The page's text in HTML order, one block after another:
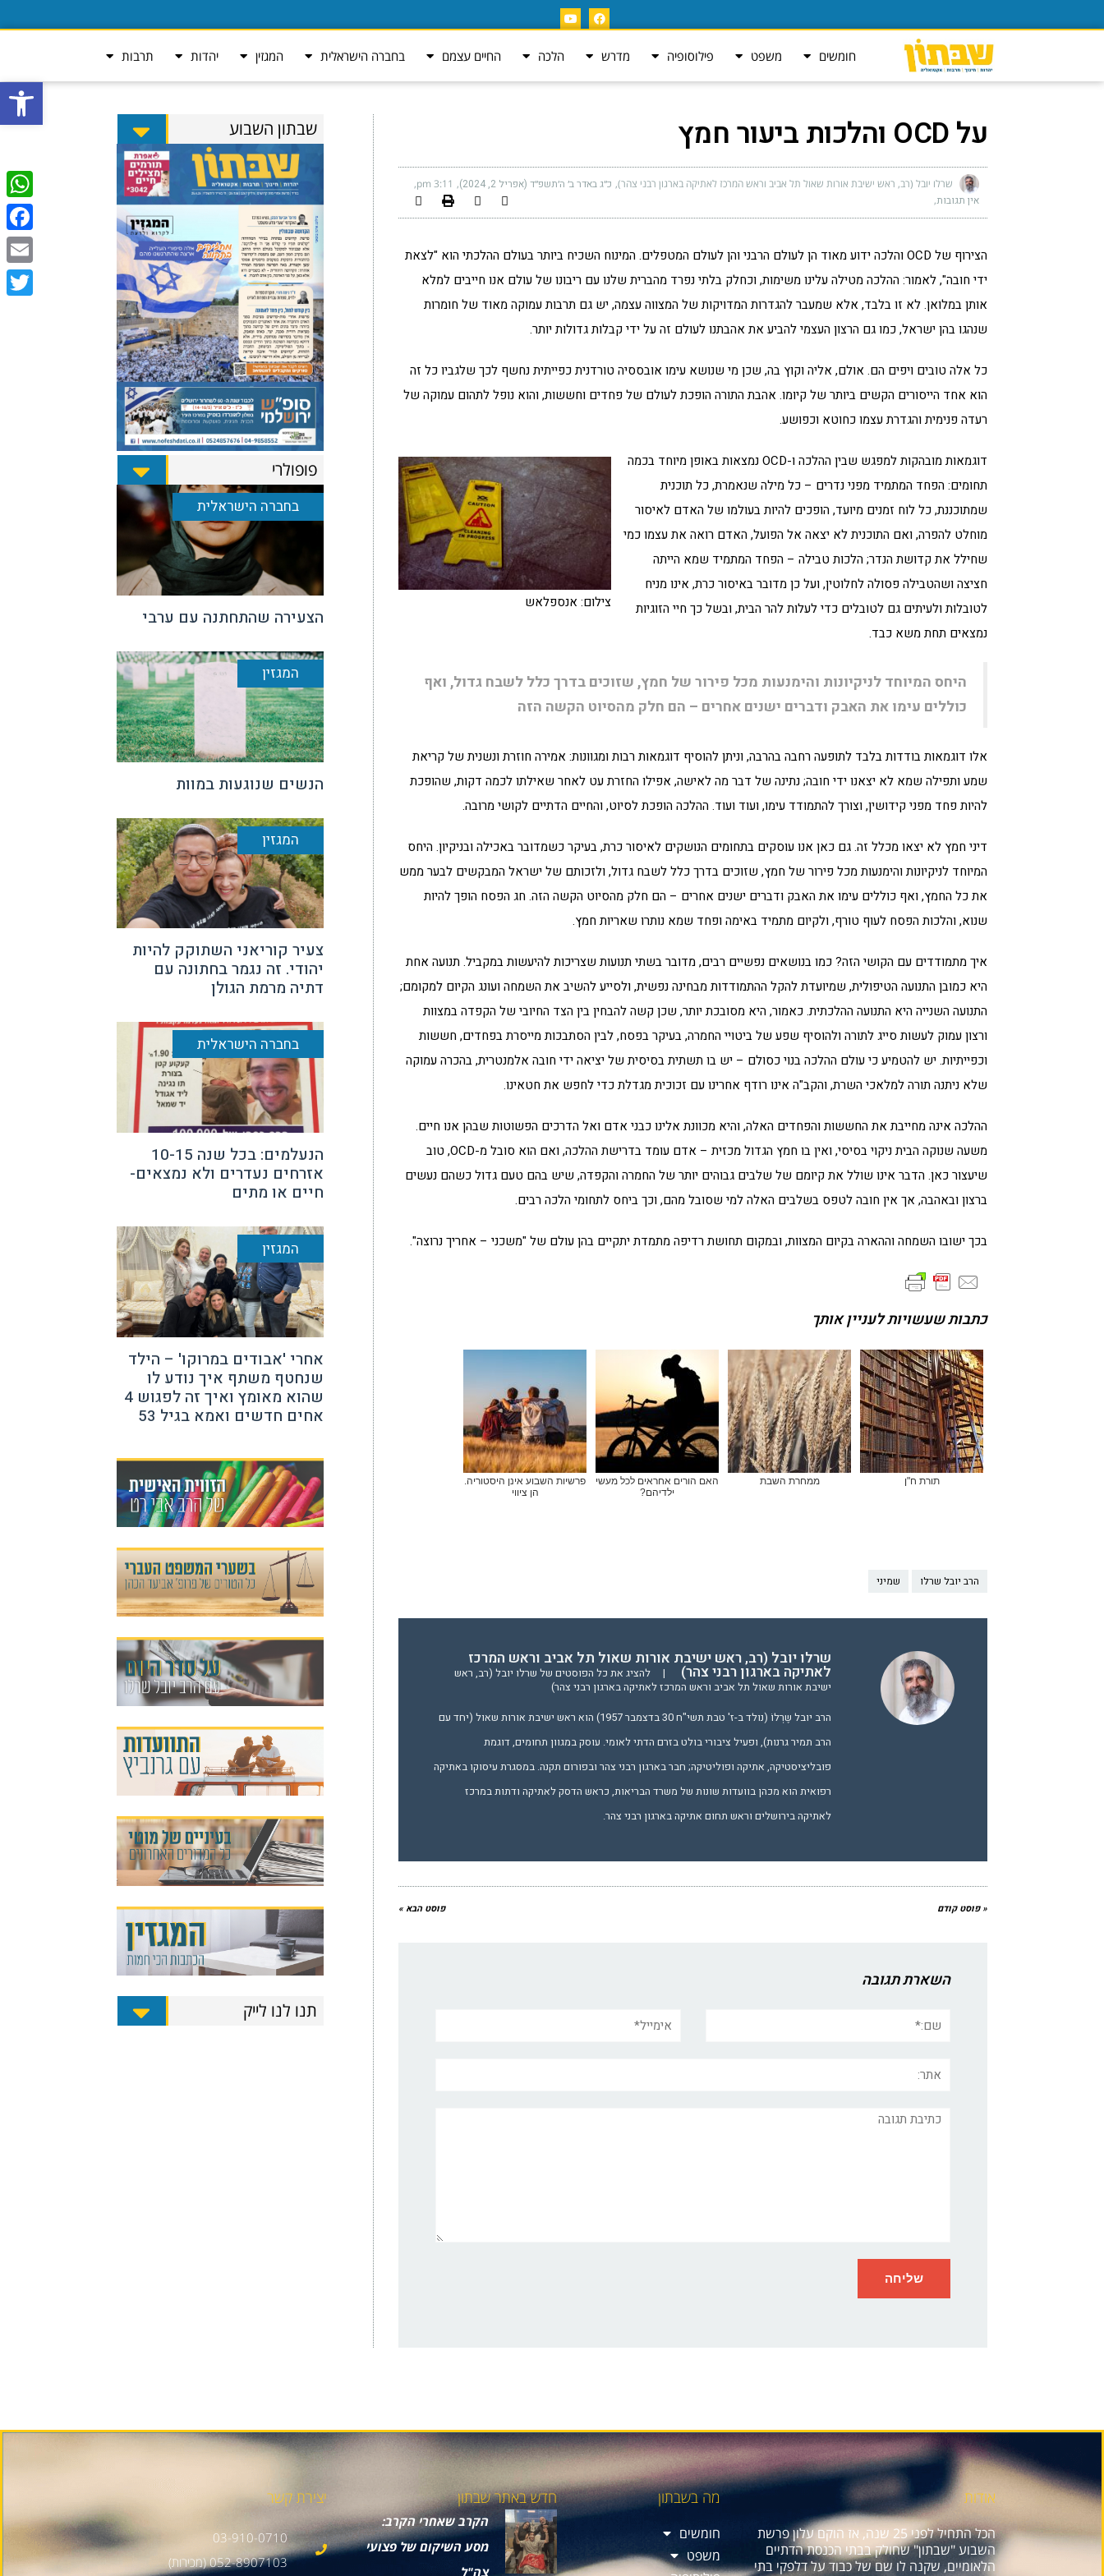
פתח
חומשים משפט פילוסופיה מדרש הלכה החיים עצמם בחברה הישראלית המגזין יהדות תרבות
על OCD והלכות ביעור חמץ
שרלו יובל (רב, ראש ישיבת אורות שאול תל אביב וראש המרכז לאתיקה בארגון רבני צהר) כ״ג באדר ב׳ ה׳תשפ״ד (אפריל 2, 2024) 3:11 pm
אין תגובות
הצירוף של OCD והלכה ידוע מאוד הן לעולם הרבני והן לעולם המטפלים. המינוח השכיח ביותר בעולם ההלכתי הוא "לצאת
ידי חובה", לאמור: ההלכה מטילה עלינו משימות, וכחלק בלתי נפרד מהברית שלנו עם ריבונו של עולם אנו חייבים למלא
אותן במלואן. לא זו בלבד, אלא שמעבר להגדרות המדויקות של המצווה עצמה, יש גם תרבות עמוקה מאוד של חומרות
שנהגו בהן ישראל, כמו גם הרצון העצמי להביע את אהבתנו לעולם זה על ידי קבלות גדולות יותר.
כל אלה טובים ויפים הם. אולם, אליה וקוץ בה, שכן מי שנושא עימו אובססיה טורדנית כפייתית נחשף לכך שלגביו כל זה
הוא אחד הייסורים הקשים ביותר של קיומו. אהבת התורה הופכת לעולם של פחדים וחששות, והוא נופל לתהום עמוקה של
רעדה פנימית והגדרת עצמו כחוטא וכפושע.
צילום: אנספלאש
דוגמאות מובהקות למפגש שבין ההלכה ו-OCD נמצאות באופן מיוחד בכמה
תחומים: הפחד המתמיד מפני נדרים – כל מילה שנאמרת, כל תוכנית
שמתוכננת, כל לוח זמנים מיועד, הופכים להיות בעולמו של האדם לאיסור
מוחלט להפרה, ואם התוכנית לא יצאה אל הפועל, האדם רואה את עצמו כמי
שחילל את קדושת הנדר; הלכות טבילה – הפחד המתמיד שמא הייתה
חציצה ושהטבילה פסולה לחלוטין, ועל כן מדובר באיסור כרת, אינו מניח
לטובלות ולעיתים גם לטובלים כדי לעלות להר הבית, ובשל כך חיי הזוגיות
נמצאים תחת משא כבד.
היחס המיוחד לניקיונות והימנעות מכל פירור של חמץ, שזוכים בדרך כלל לשבח גדול, ואף
כוללים עימו את האבק ודברים ישנים אחרים – הם חלק מהסיוט הקשה הזה
אלו דוגמאות בודדות בלבד לתופעה רחבה בהרבה, וניתן להוסיף דוגמאות רבות ומגוונות: אמירה חוזרת ונשנית של קריאת
שמע ותפילה שמא לא יצאנו ידי חובה; נתינה של דבר מה לאישה, אפילו החזרת עט לאחר שאילתו לכמה דקות, שהופכת
להיות פחד מפני קידושין, וצורך להתמודד עימו, ועוד ועוד. ההלכה הופכת לסיוט, והחיים הדתיים לקושי מרובה.
דיני חמץ לא יצאו מכלל זה. גם כאן אנו עוסקים בתחומים הנושקים לאיסור כרת, בעיקר כשמדובר באכילה ובניקיון. היחס
המיוחד לניקיונות והימנעות מכל פירור של חמץ, שזוכים בדרך כלל לשבח גדול, ולזכותם של ישראל המבקשים לבער ממש
את כל החמץ, ואף כוללים עימו את האבק ודברים ישנים אחרים – הם חלק מהסיוט הקשה הזה. חג הפסח הופך להיות
שנוא, והלכות הפסח לעוף טורף, ולקיום מתמיד באימה ופחד שמא נותרו שאריות חמץ.
איך מתמודדים עם הקושי הזה? כמו בנושאים נפשיים רבים, מדובר בשתי תנועות שצריכות להיעשות במקביל. תנועה אחת
היא כמובן התנועה הטיפולית, שמיועדת להקל ההתמודדות מבחינה נפשית, ולסייע להשיב את השמחה ועונג הקיום למקומם;
התנועה השנייה היא התנועה ההלכתית. כאמור, היא מסובכת יותר, שכן קשה להבחין בין הצד החיובי של הקפדה במצוות
ורצון עמוק לעשות סייג לתורה ולהוסיף שפע של ביטויי החמרה, בעיקר בפסח, לבין הסתבכות מייסרת בפחדים, חששות
וכפייתיות. יש להטמיע כי עולם ההלכה בנוי כסולם – יש בו תשתית בסיסית של יציאה ידי חובה אלמנטרית, בהכרה עמוקה
שלא ניתנה תורה למלאכי השרת, והקב"ה אינו רודף אחרינו עם זכוכית מגדלת כדי לחפש את חטאינו.
ההלכה אינה מחייבת את החששות והפחדים האלה, והיא מכוונת אלינו כבני אדם ואל הדרכים הפשוטות שבהן אנו חיים.
משעה שנוקה הבית ניקוי בסיסי, ואין בו חמץ הגדול מכזית – אדם עומד בדרישת ההלכה, ואם הוא סובל מ-OCD, טוב
שיעצור כאן. הדבר אינו שולל את קיומם של שלבים גבוהים יותר של החמרה והקפדה, שיש בהם טעם גדול כשהם נעשים
ברצון ובאהבה, אך אין חובה לטפס בשלבים האלה למי שסובל מהם, וכך ביחס לתחומי הלכה רבים.
בכך ישובו השמחה וההארה בקיום המצוות, ובמקום תחושת רדיפה מתמדת יתקיים בהן עולם של "משכני – אחריך נרוצה".
כתבות שעשויות לעניין אותך
תורת ח"ן ממחרת השבת
האם הורים אחראים לכל מעשי
ילדיהם?
פרשיות השבוע אינן היסטוריה.
הן ציווי
הרב יובל שרלו שמיני
שרלו יובל (רב, ראש ישיבת אורות שאול תל אביב וראש המרכז
לאתיקה בארגון רבני צהר) |
להציג את כל הפוסטים של שרלו יובל (רב, ראש
ישיבת אורות שאול תל אביב וראש המרכז לאתיקה בארגון רבני צהר)
הרב יובל שֶרְלוֹ (נולד ב-ז' טבת תשי"ח 30 בדצמבר 1957) הוא ראש ישיבת אורות שאול (יחד עם
הרב תמיר גרנות), ופעיל ציבורי בולט בזרם הדתי לאומי. עוסק במגוון תחומים, דוגמת
פובליציסטיקה, אתיקה ופוליטיקה; חבר בארגון רבני צהר ובפורום תקנה. במסגרת עיסוקו באתיקה
רפואית הוא מכהן בוועדות שונות של משרד הבריאות, כראש הדסק לאתיקה ודתות במרכז
לאתיקה בירושלים וראש תחום אתיקה בארגון רבני צהר.
« פוסט קודם פוסט הבא »
השארת תגובה
תגובה
שבתון השבוע
פופולרי
בחברה הישראלית
הצעירה שהתחתנה עם ערבי
המגזין
הנשים שנוגעות במוות
המגזין
צעיר קוריאני השתוקק להיות
יהודי. זה נגמר בחתונה עם
דתיה מרמת הגולן
בחברה הישראלית
הנעלמים: בכל שנה 10-15
אזרחים נעדרים ולא נמצאים-
חיים או מתים
המגזין
אחרי 'אבודים במרוקו' – הילד
שנחטף משתף איך נודע לו
שהוא מאומץ ואיך זה לפגוש 4
אחים חדשים ואמא בגיל 53
תנו לנו לייק
אודות
הכל התחיל לפני 25 שנה, אז הוקם עלון פרשת
השבוע "שבתון" שחולק בבתי הכנסת הדתיים
הלאומיים, שקנה לו שם של כבוד על דלפקי בתי
מה בשבתון
חומשים
משפט
חדש באתר שבתון
הקרב שאחרי הקרב:
מסע השיקום של פצועי
צה"ל
יצירת קשר
03-910-0710
052-8907103 (מכירות)
Email